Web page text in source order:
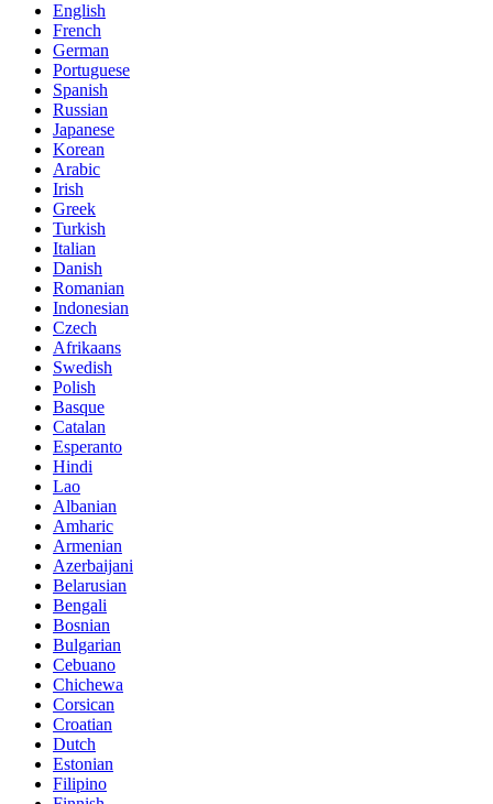
English
French
German
Portuguese
Spanish
Russian
Japanese
Korean
Arabic
Irish
Greek
Turkish
Italian
Danish
Romanian
Indonesian
Czech
Afrikaans
Swedish
Polish
Basque
Catalan
Esperanto
Hindi
Lao
Albanian
Amharic
Armenian
Azerbaijani
Belarusian
Bengali
Bosnian
Bulgarian
Cebuano
Chichewa
Corsican
Croatian
Dutch
Estonian
Filipino